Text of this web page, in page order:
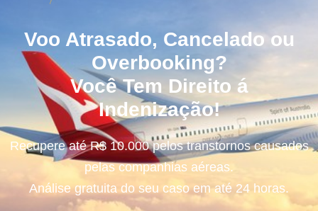
Voo Atrasado, Cancelado ou
Overbooking?
Você Tem Direito á
Indenização!
Recupere até R$ 10.000 pelos transtornos causados
pelas companhias aéreas.
Análise gratuita do seu caso em até 24 horas.